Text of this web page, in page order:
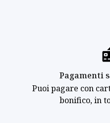
Pagamenti
Puoi pagare con
bonifico, in